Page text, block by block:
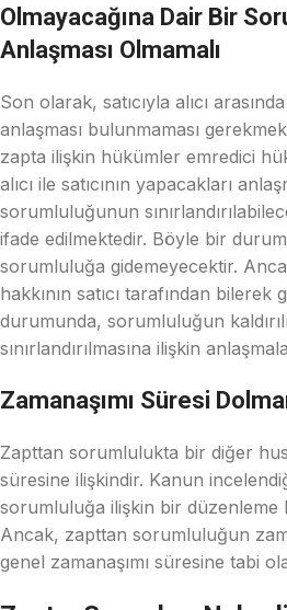
Olmayacağına Dair Bir
Anlaşması Olmamalı
Son olarak, satıcıyla alıcı
anlaşması bulunmaması
zapta ilişkin hükümler emredici
alıcı ile satıcının yapacakları
sorumluluğunun
ifade edilmektedir. Böyle bir
sorumluluğa gidemeyecektir.
hakkının satıcı tarafından bilerek
durumunda, sorumluluğun
sınırlandırılmasına ilişkin
Zamanaşımı Süresi
Zapttan sorumlulukta bir diğer
süresine ilişkindir. Kanun
sorumluluğa ilişkin bir düzenleme
Ancak, zapttan sorumluluğun
genel zamanaşımı süresine tabi